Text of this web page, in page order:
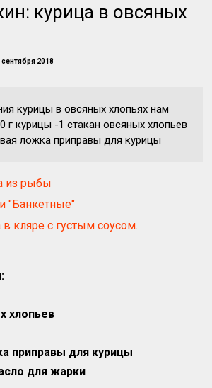
курица в овсяных
сентября 2018
курицы в овсяных хлопьях нам
г курицы -1 стакан овсяных хлопьев
ложка приправы для курицы
из рыбы
"Банкетные"
в кляре с густым соусом.
хлопьев
приправы для курицы
для жарки